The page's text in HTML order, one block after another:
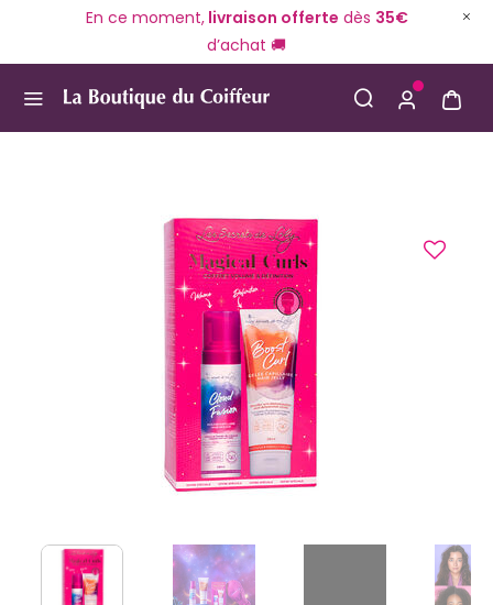
En ce moment,livraison offerte dès 35€
d’achat 🚚